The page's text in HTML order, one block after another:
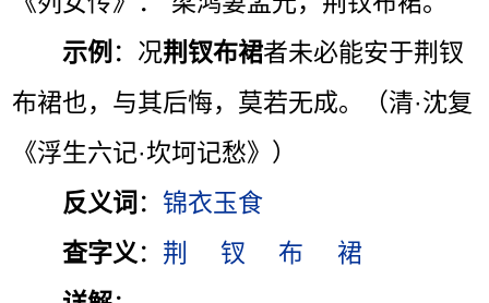
示例 ：况荆钗布裙者未必能安于荆钗
布裙也，与其后悔，莫若无成。（清·沈复
《浮生六记·坎坷记愁》）
反义词 ：锦衣玉食
查字义 ： 荆 钗 布
裙